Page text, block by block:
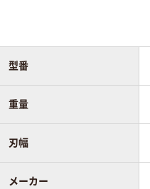
型番
重量
刃幅
メーカー